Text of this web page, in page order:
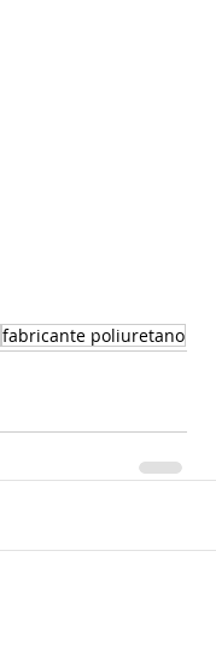
fabricante poliuretano